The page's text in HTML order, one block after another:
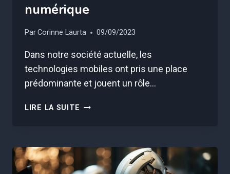
numérique
ParCorinne Laurta 09/09/2023
Dans notre société actuelle, les
technologies mobiles ont pris une place
prédominante et jouent un rôle…
LIRE LA SUITE LES
LA